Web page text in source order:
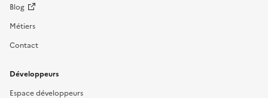
Blog
Métiers
Contact
Développeurs
Espace développeurs